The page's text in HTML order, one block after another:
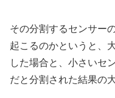
その分割するセンサー
起こるのかというと、
した場合と、小さいセ
だと分割された結果の